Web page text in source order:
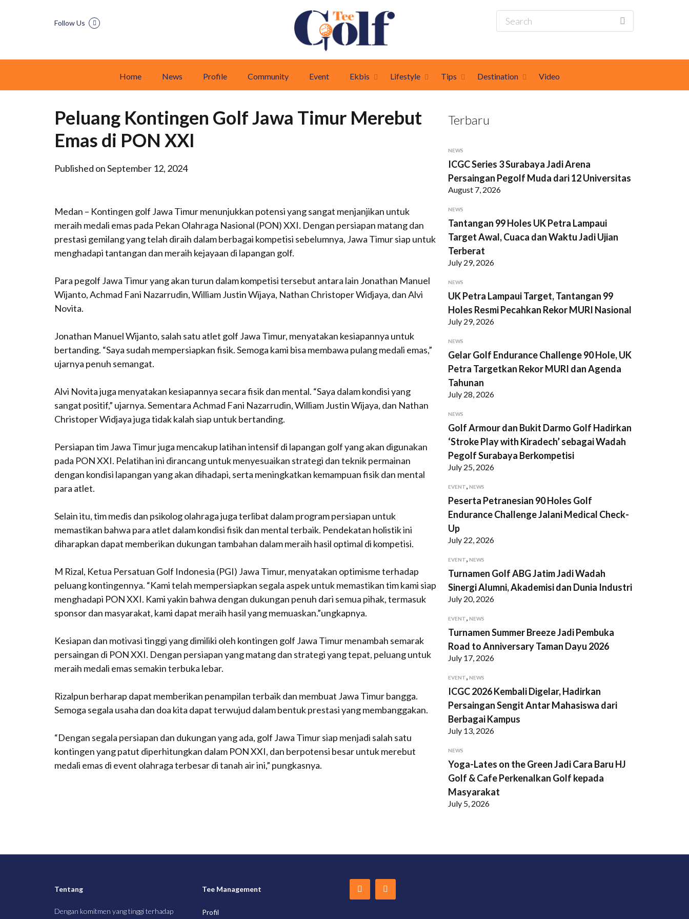
Follow Us
Home News Profile Community Event Ekbis Lifestyle Tips Destination Video
Peluang Kontingen Golf Jawa Timur Merebut
Emas di PON XXI
Published on September 12, 2024
Medan – Kontingen golf Jawa Timur menunjukkan potensi yang sangat menjanjikan untuk
meraih medali emas pada Pekan Olahraga Nasional (PON) XXI. Dengan persiapan matang dan
prestasi gemilang yang telah diraih dalam berbagai kompetisi sebelumnya, Jawa Timur siap untuk
menghadapi tantangan dan meraih kejayaan di lapangan golf.
Para pegolf Jawa Timur yang akan turun dalam kompetisi tersebut antara lain Jonathan Manuel
Wijanto, Achmad Fani Nazarrudin, William Justin Wijaya, Nathan Christoper Widjaya, dan Alvi
Novita.
Jonathan Manuel Wijanto, salah satu atlet golf Jawa Timur, menyatakan kesiapannya untuk
bertanding. “Saya sudah mempersiapkan fisik. Semoga kami bisa membawa pulang medali emas,”
ujarnya penuh semangat.
Alvi Novita juga menyatakan kesiapannya secara fisik dan mental. “Saya dalam kondisi yang
sangat positif,” ujarnya. Sementara Achmad Fani Nazarrudin, William Justin Wijaya, dan Nathan
Christoper Widjaya juga tidak kalah siap untuk bertanding.
Persiapan tim Jawa Timur juga mencakup latihan intensif di lapangan golf yang akan digunakan
pada PON XXI. Pelatihan ini dirancang untuk menyesuaikan strategi dan teknik permainan
dengan kondisi lapangan yang akan dihadapi, serta meningkatkan kemampuan fisik dan mental
para atlet.
Selain itu, tim medis dan psikolog olahraga juga terlibat dalam program persiapan untuk
memastikan bahwa para atlet dalam kondisi fisik dan mental terbaik. Pendekatan holistik ini
diharapkan dapat memberikan dukungan tambahan dalam meraih hasil optimal di kompetisi.
M Rizal, Ketua Persatuan Golf Indonesia (PGI) Jawa Timur, menyatakan optimisme terhadap
peluang kontingennya. “Kami telah mempersiapkan segala aspek untuk memastikan tim kami siap
menghadapi PON XXI. Kami yakin bahwa dengan dukungan penuh dari semua pihak, termasuk
sponsor dan masyarakat, kami dapat meraih hasil yang memuaskan.”ungkapnya.
Kesiapan dan motivasi tinggi yang dimiliki oleh kontingen golf Jawa Timur menambah semarak
persaingan di PON XXI. Dengan persiapan yang matang dan strategi yang tepat, peluang untuk
meraih medali emas semakin terbuka lebar.
Rizalpun berharap dapat memberikan penampilan terbaik dan membuat Jawa Timur bangga.
Semoga segala usaha dan doa kita dapat terwujud dalam bentuk prestasi yang membanggakan.
“Dengan segala persiapan dan dukungan yang ada, golf Jawa Timur siap menjadi salah satu
kontingen yang patut diperhitungkan dalam PON XXI, dan berpotensi besar untuk merebut
medali emas di event olahraga terbesar di tanah air ini,” pungkasnya.
Terbaru
NEWS
ICGC Series 3 Surabaya Jadi Arena
Persaingan Pegolf Muda dari 12 Universitas
August 7, 2026
NEWS
Tantangan 99 Holes UK Petra Lampaui
Target Awal, Cuaca dan Waktu Jadi Ujian
Terberat
July 29, 2026
NEWS
UK Petra Lampaui Target, Tantangan 99
Holes Resmi Pecahkan Rekor MURI Nasional
July 29, 2026
NEWS
Gelar Golf Endurance Challenge 90 Hole, UK
Petra Targetkan Rekor MURI dan Agenda
Tahunan
July 28, 2026
NEWS
Golf Armour dan Bukit Darmo Golf Hadirkan
‘Stroke Play with Kiradech’ sebagai Wadah
Pegolf Surabaya Berkompetisi
July 25, 2026
EVENT, NEWS
Peserta Petranesian 90 Holes Golf
Endurance Challenge Jalani Medical Check-
Up
July 22, 2026
EVENT, NEWS
Turnamen Golf ABG Jatim Jadi Wadah
Sinergi Alumni, Akademisi dan Dunia Industri
July 20, 2026
EVENT, NEWS
Turnamen Summer Breeze Jadi Pembuka
Road to Anniversary Taman Dayu 2026
July 17, 2026
EVENT, NEWS
ICGC 2026 Kembali Digelar, Hadirkan
Persaingan Sengit Antar Mahasiswa dari
Berbagai Kampus
July 13, 2026
NEWS
Yoga-Lates on the Green Jadi Cara Baru HJ
Golf & Cafe Perkenalkan Golf kepada
Masyarakat
July 5, 2026
Tentang
Dengan komitmen yang tinggi terhadap
Tee Management
Profil